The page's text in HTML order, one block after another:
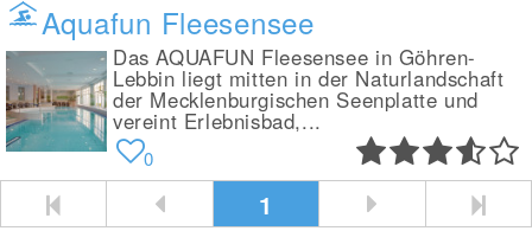
Aquafun Fleesensee
Das AQUAFUN Fleesensee in Göhren-
Lebbin liegt mitten in der Naturlandschaft
der Mecklenburgischen Seenplatte und
vereint Erlebnisbad,...
0
1